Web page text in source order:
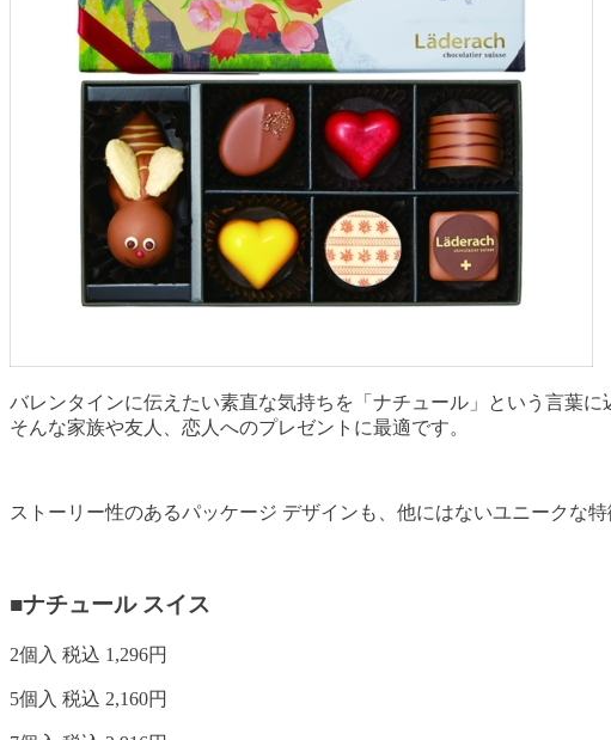
バレンタインに伝えたい素直な気持ちを「ナチュール」という言葉
そんな家族や友人、恋人へのプレゼントに最適です。
ストーリー性のあるパッケージ デザインも、他にはないユニークな
■ナチュール スイス
2個入 税込 1,296円
5個入 税込 2,160円